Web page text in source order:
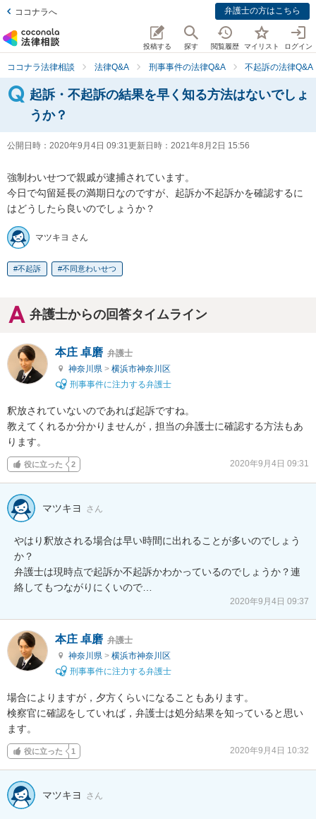
ココナラへ 弁護士の方はこちら
投稿する 探す 閲覧履歴 マイリスト ログイン
ココナラ法律相談 法律Q&A 刑事事件の法律Q&A 不起訴の法律Q&A
起訴・不起訴の結果を早く知る方法はないでしょ
うか？
公開日時： 2020年9月4日 09:31更新日時： 2021年8月2日 15:56
強制わいせつで親戚が逮捕されています。
今日で勾留延長の満期日なのですが、起訴か不起訴かを確認するに
マツキヨ さん
不起訴 不同意わいせつ
弁護士からの回答タイムライン
本庄 卓磨 弁護士
神奈川県 > 横浜市神奈川区
刑事事件に注力する弁護士
釈放されていないのであれば起訴ですね。
教えてくれるか分かりませんが，担当の弁護士に確認する方法もあ
ります。
役に立った 2 2020年9月4日 09:31
マツキヨ さん
やはり釈放される場合は早い時間に出れることが多いのでしょう
か？
弁護士は現時点で起訴か不起訴かわかっているのでしょうか？連
絡してもつながりにくいので…
2020年9月4日 09:37
本庄 卓磨 弁護士
神奈川県 > 横浜市神奈川区
刑事事件に注力する弁護士
場合によりますが，夕方くらいになることもあります。
検察官に確認をしていれば，弁護士は処分結果を知っていると思い
ます。
役に立った 1 2020年9月4日 10:32
マツキヨ さん